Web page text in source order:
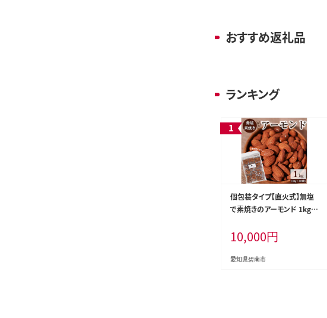
おすすめ返礼品
ランキング
個包装タイプ【直火式】無塩
で素焼きのアーモンド 1kg
カ産 個包装 無塩 ナッツ 小
袋 ロカボ SUCRENUTS H0
59-116
10,000円
愛知県碧南市